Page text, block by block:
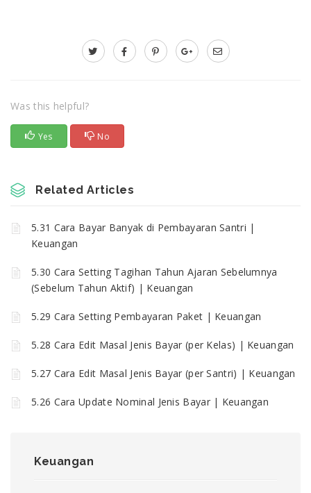
Was this helpful?
Yes No
Related Articles
5.31 Cara Bayar Banyak di Pembayaran Santri |
Keuangan
5.30 Cara Setting Tagihan Tahun Ajaran Sebelumnya
(Sebelum Tahun Aktif) | Keuangan
5.29 Cara Setting Pembayaran Paket | Keuangan
5.28 Cara Edit Masal Jenis Bayar (per Kelas) | Keuangan
5.27 Cara Edit Masal Jenis Bayar (per Santri) | Keuangan
5.26 Cara Update Nominal Jenis Bayar | Keuangan
Keuangan